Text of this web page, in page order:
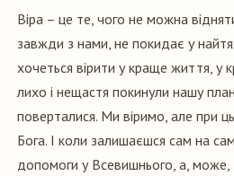
Віра – це те, чого не можна
завжди з нами, не покидає у
хочеться вірити у краще життя,
лихо і нещастя покинули нашу
поверталися. Ми віримо, але при
Бога. І коли залишаєшся сам на
допомоги у Всевишнього, а, може,